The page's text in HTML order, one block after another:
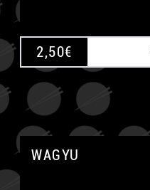
2,50€
WAGYU